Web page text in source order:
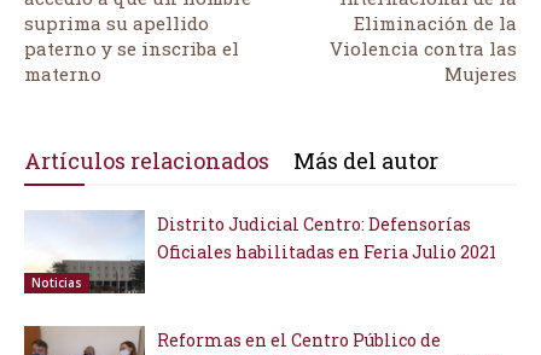
suprima su apellido
paterno y se inscriba el
materno
Eliminación de la
Violencia contra las
Mujeres
Artículos relacionados Más del autor
Noticias
Distrito Judicial Centro: Defensorías
Oficiales habilitadas en Feria Julio 2021
Reformas en el Centro Público de